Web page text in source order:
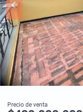
Precio de venta